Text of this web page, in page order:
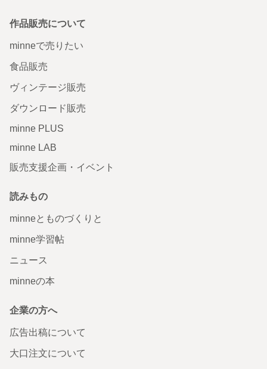
作品販売について
minneで売りたい
食品販売
ヴィンテージ販売
ダウンロード販売
minne PLUS
minne LAB
販売支援企画・イベント
読みもの
minneとものづくりと
minne学習帖
ニュース
minneの本
企業の方へ
広告出稿について
大口注文について